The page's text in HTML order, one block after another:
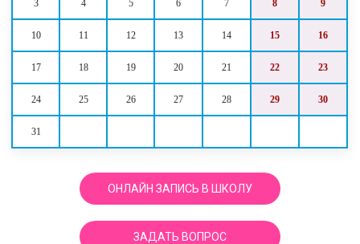
3 4 5 6 7 8 9
10 11 12 13 14 15 16
17 18 19 20 21 22 23
24 25 26 27 28 29 30
31
ОНЛАЙН ЗАПИСЬ В ШКОЛУ
ЗАДАТЬ ВОПРОС